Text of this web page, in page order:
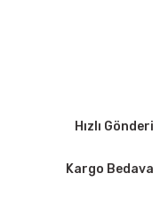
Hızlı Gönderi
Kargo Bedava